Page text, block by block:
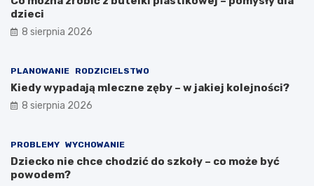
dzieci
8 sierpnia 2026
PLANOWANIE RODZICIELSTWO
Kiedy wypadają mleczne zęby – w jakiej kolejności?
8 sierpnia 2026
PROBLEMY WYCHOWANIE
Dziecko nie chce chodzić do szkoły – co może być
powodem?